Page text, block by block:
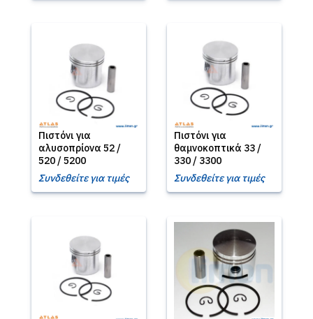
Πιστόνι για
αλυσοπρίονα 52 /
520 / 5200
Συνδεθείτε για τιμές
Πιστόνι για
θαμνοκοπτικά 33 /
330 / 3300
Συνδεθείτε για τιμές